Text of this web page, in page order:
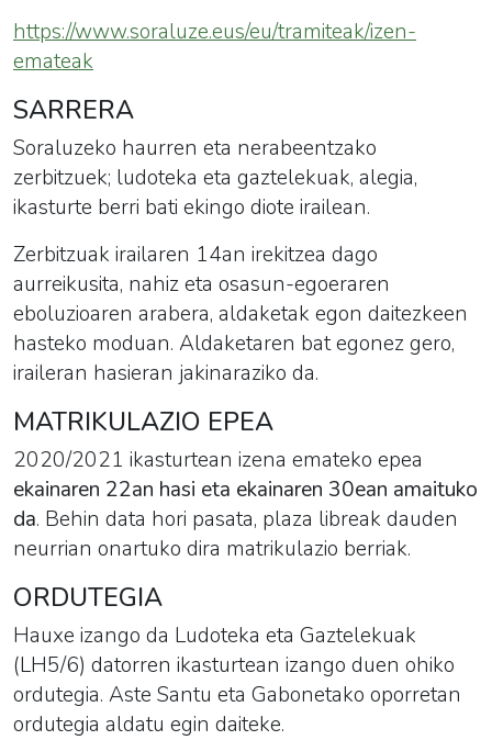
https://www.soraluze.eus/eu/tramiteak/izen-
emateak
SARRERA
Soraluzeko haurren eta nerabeentzako
zerbitzuek; ludoteka eta gaztelekuak, alegia,
ikasturte berri bati ekingo diote irailean.
Zerbitzuak irailaren 14an irekitzea dago
aurreikusita, nahiz eta osasun-egoeraren
eboluzioaren arabera, aldaketak egon daitezkeen
hasteko moduan. Aldaketaren bat egonez gero,
iraileran hasieran jakinaraziko da.
MATRIKULAZIO EPEA
2020/2021 ikasturtean izena emateko epea
ekainaren 22an hasi eta ekainaren 30ean amaituko
da. Behin data hori pasata, plaza libreak dauden
neurrian onartuko dira matrikulazio berriak.
ORDUTEGIA
Hauxe izango da Ludoteka eta Gaztelekuak
(LH5/6) datorren ikasturtean izango duen ohiko
ordutegia. Aste Santu eta Gabonetako oporretan
ordutegia aldatu egin daiteke.